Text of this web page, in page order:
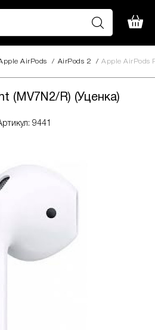
AirPods / AirPods 2 / Apple AirPods
(MV7N2/R) (Уценка)
9441